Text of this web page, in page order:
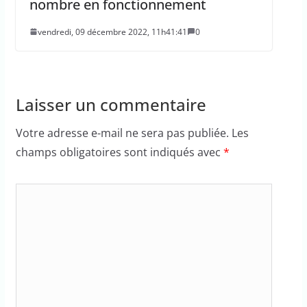
nombre en fonctionnement
vendredi, 09 décembre 2022, 11h41:41 0
Laisser un commentaire
Votre adresse e-mail ne sera pas publiée. Les
champs obligatoires sont indiqués avec *